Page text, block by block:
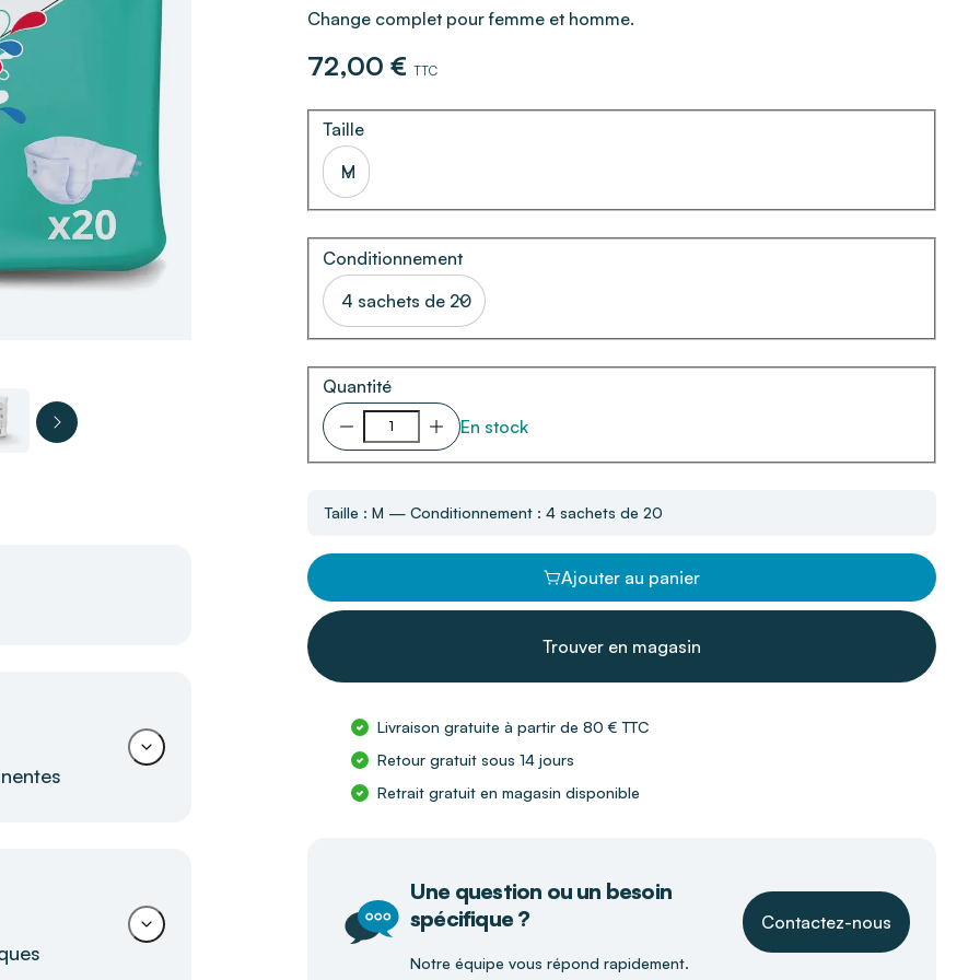
Change complet pour femme et homme.
72,00 € TTC
Taille
M
Conditionnement
4 sachets de 20
Quantité
En stock
Taille : M — Conditionnement : 4 sachets de 20
Ajouter au panier
Trouver en magasin
Livraison gratuite à partir de 80 € TTC
Retour gratuit sous 14 jours
Retrait gratuit en magasin disponible
Une question ou un besoin
spécifique ?
Notre équipe vous répond rapidement.
Contactez-nous